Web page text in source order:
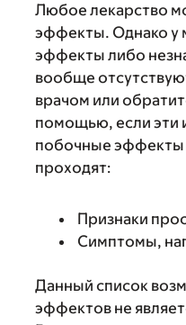
Любое лекарство
эффекты. Однако у
эффекты либо
вообще
врачом или
помощью, если эти
побочные эффекты
проходят:
Признаки
Симптомы,
Данный список
эффектов не